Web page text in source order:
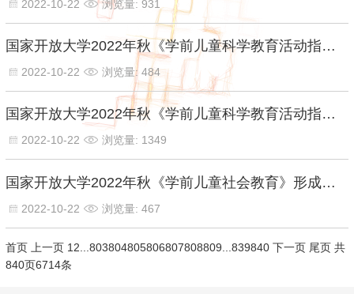
2022-10-22 浏览量: 931
国家开放大学2022年秋《学前儿童科学教育活动指导》形成性考核二【百分答案】
2022-10-22 浏览量: 484
国家开放大学2022年秋《学前儿童科学教育活动指导》形成性考核一【百分答案】
2022-10-22 浏览量: 1349
国家开放大学2022年秋《学前儿童社会教育》形成性考核四【百分答案】
2022-10-22 浏览量: 467
首页 上一页 1 2 803804805806807808809 839840 下一页 尾页 共
840页6714条